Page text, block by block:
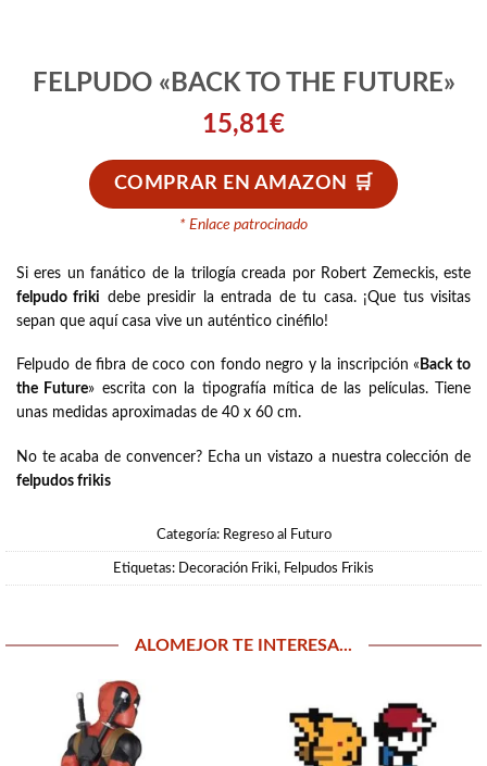
FELPUDO «BACK TO THE FUTURE»
15,81€
COMPRAR EN AMAZON
* Enlace patrocinado
Si eres un fanático de la trilogía creada por Robert Zemeckis, este
felpudo friki debe presidir la entrada de tu casa. ¡Que tus visitas
sepan que aquí casa vive un auténtico cinéfilo!
Felpudo de fibra de coco con fondo negro y la inscripción « Back to
the Future» escrita con la tipografía mítica de las películas. Tiene
unas medidas aproximadas de 40 x 60 cm.
No te acaba de convencer? Echa un vistazo a nuestra colección de
felpudos frikis
Categoría: Regreso al Futuro
Etiquetas: Decoración Friki, Felpudos Frikis
ALOMEJOR TE INTERESA...